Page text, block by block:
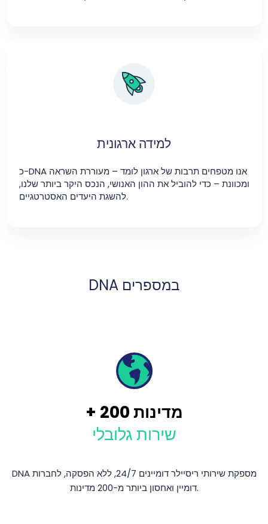
למידה ארגונית
כ-DNA אנו מטפחים תרבות של ארגון לומד – מעוררת השראה
ומכוונת – כדי להוביל את ההון האנושי, הנכס היקר ביותר שלנו,
להשגת היעדים האסטרטגיים.
DNA במספרים
+ 200מדינות
שירות גלובלי
DNA מספקת שירותי ריסיילר דומיינים 24/7, ללא הפסקה, לחברות
דומיין ואחסון ביותר מ-200 מדינות.